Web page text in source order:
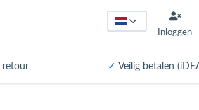
Inloggen
retour ✓ Veilig betalen